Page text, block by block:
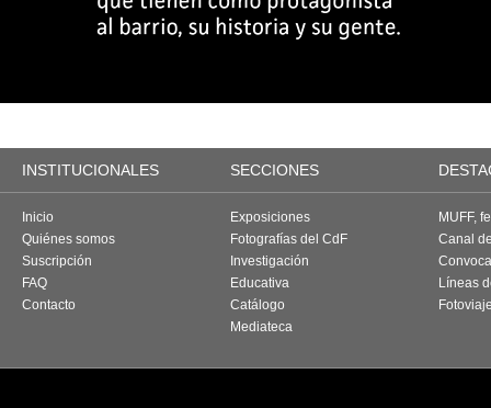
Inicio
Quiénes somos
Suscripción
FAQ
Exposiciones
Fotografías del CdF
Investigación
Educativa
Catálogo
MUFF,
Canal
Líneas